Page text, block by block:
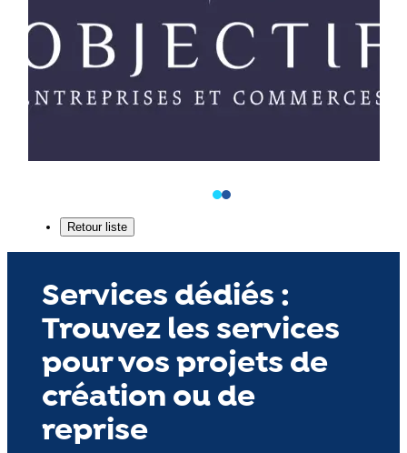
Services dédiés :
Trouvez les services
pour vos projets de
création ou de
reprise